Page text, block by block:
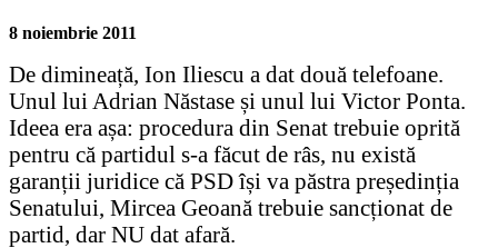
8 noiembrie 2011
De dimineață, Ion Iliescu a dat două telefoane.
Unul lui Adrian Năstase și unul lui Victor Ponta.
Ideea era așa: procedura din Senat trebuie oprită
pentru că partidul s-a făcut de râs, nu există
garanții juridice că PSD își va păstra președinția
Senatului, Mircea Geoană trebuie sancționat de
partid, dar NU dat afară.